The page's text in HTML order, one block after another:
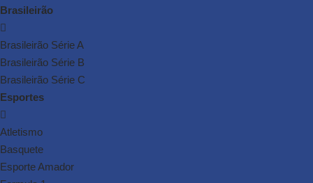
Brasileirão
Brasileirão Série A
Brasileirão Série B
Brasileirão Série C
Esportes
Atletismo
Basquete
Esporte Amador